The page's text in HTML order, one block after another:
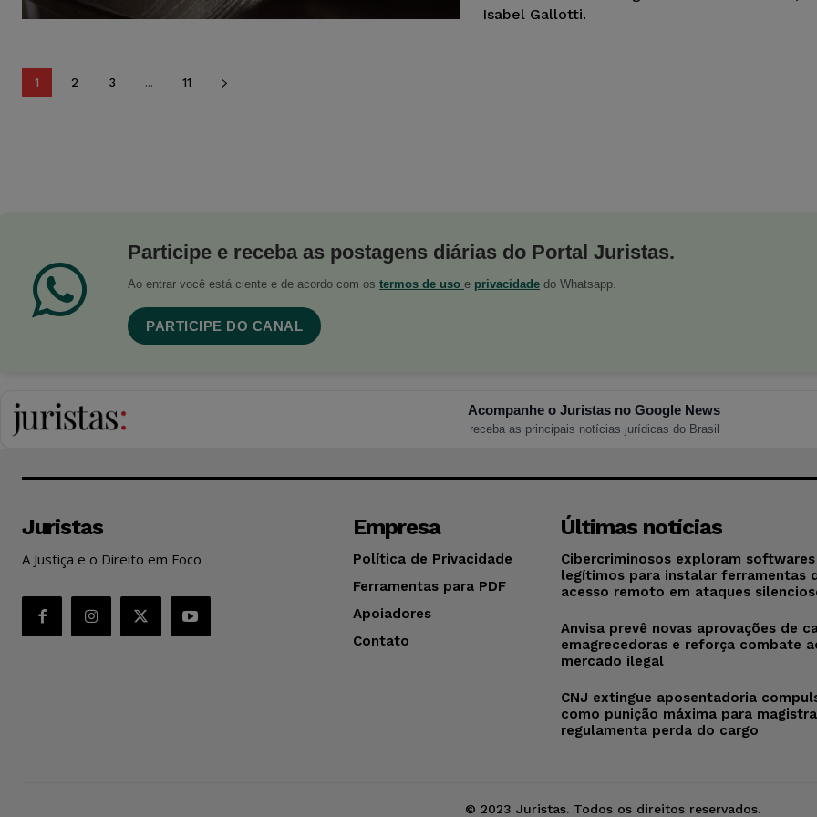
Isabel Gallotti.
1 2 3 ... 11
Participe e receba as postagens diárias do Portal Juristas.
Ao entrar você está ciente e de acordo com os termos de uso e privacidade do Whatsapp.
PARTICIPE DO CANAL
Acompanhe o Juristas no Google News
receba as principais notícias jurídicas do Brasil
Juristas
A Justiça e o Direito em Foco
Empresa
Política de Privacidade
Ferramentas para PDF
Apoiadores
Contato
Últimas notícias
Cibercriminosos exploram softwares
legítimos para instalar ferramentas
acesso remoto em ataques
Anvisa prevê novas aprovações de
emagrecedoras e reforça combate
mercado ilegal
CNJ extingue aposentadoria
como punição máxima para
regulamenta perda do cargo
© 2023 Juristas. Todos os direitos reservados.